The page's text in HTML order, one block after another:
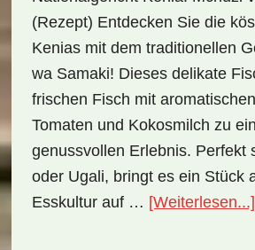
(Rezept) Entdecken Sie die
Kenias mit dem traditionellen
wa Samaki! Dieses delikate
frischen Fisch mit
Tomaten und Kokosmilch zu
genussvollen Erlebnis. Perfekt
oder Ugali, bringt es ein Stück
Esskultur auf … [Weiterlesen...]